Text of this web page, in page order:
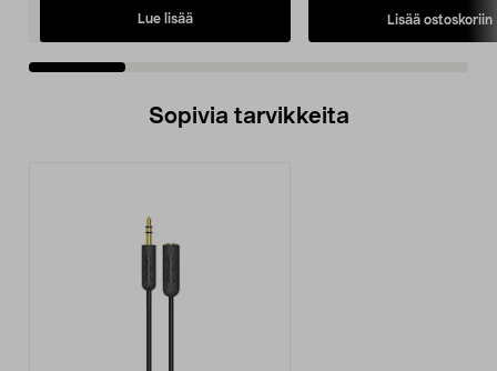
Lue lisää Lisää ostoskoriin
Sopivia tarvikkeita